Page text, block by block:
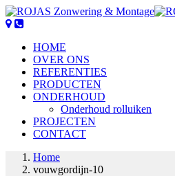
HOME
OVER ONS
REFERENTIES
PRODUCTEN
ONDERHOUD
Onderhoud rolluiken
PROJECTEN
CONTACT
Home
vouwgordijn-10